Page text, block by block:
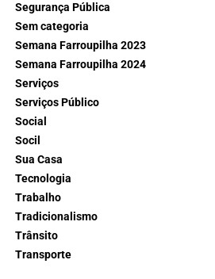
Segurança Pública
Sem categoria
Semana Farroupilha 2023
Semana Farroupilha 2024
Serviços
Serviços Público
Social
Socil
Sua Casa
Tecnologia
Trabalho
Tradicionalismo
Trânsito
Transporte